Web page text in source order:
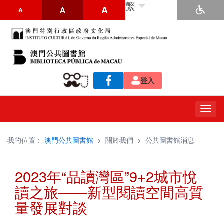
A A A 繁
登入
我的位置： 澳門公共圖書館 > 關於我們 > 公共圖書館消息
2023年“品讀灣區”9+2城市悅
讀之旅——新型閱讀空間高質
量發展對談